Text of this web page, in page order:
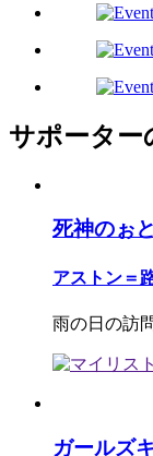
サポーター
死神のぉと
アストン＝
雨の日の訪
ガールズ